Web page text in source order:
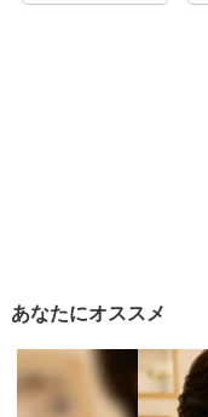
あなたにオススメ